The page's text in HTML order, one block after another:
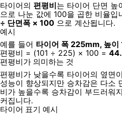
타이어의 편평비는 타이어 단면 높
으로 나눈 값에 100을 곱한 비율입
÷ 단면폭 × 100 으로 계산됩니다.
예시
예를 들어 타이어 폭 225mm, 높이
편평비 = (101 ÷ 225) × 100 =
편평비가 의미하는 것
편평비가 낮을수록 타이어의 옆면
성능이 향상되지만 승차감은 다소
비가 높을수록 승차감이 부드러워
커집니다.
타이어 표기 예시